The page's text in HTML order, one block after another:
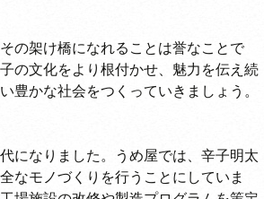
の架け橋になれることは誉なことで
の文化をより根付かせ、魅力を伝え続
豊かな社会をつくっていきましょう。
になりました。うめ屋では、辛子明太
なモノづくりを行うことにしていま